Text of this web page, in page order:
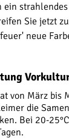
ein
Sie jetzt
neue
von März bis
die
Bei 20-